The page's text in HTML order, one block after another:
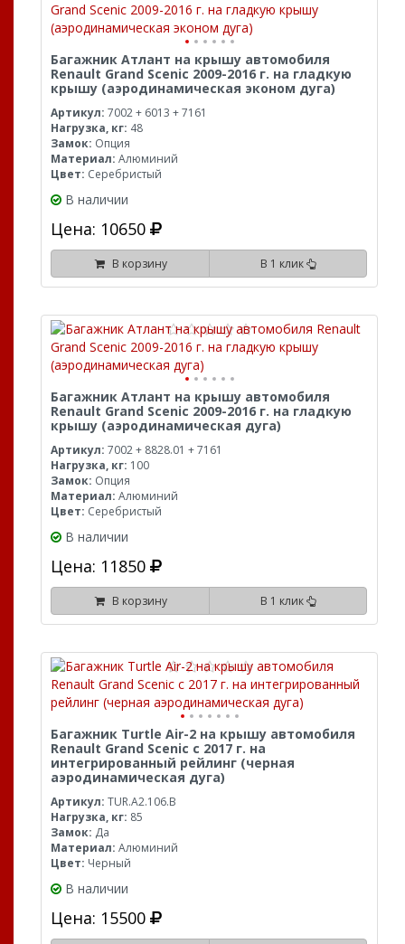
Багажник Атлант на крышу автомобиля
Renault Grand Scenic 2009-2016 г. на гладкую
крышу (аэродинамическая эконом дуга)
Артикул: 7002 + 6013 + 7161
Нагрузка, кг: 48
Замок: Опция
Материал: Алюминий
Цвет: Серебристый
В наличии
Цена: 10650
В корзину В 1 клик
Багажник Атлант на крышу автомобиля
Renault Grand Scenic 2009-2016 г. на гладкую
крышу (аэродинамическая дуга)
Артикул: 7002 + 8828.01 + 7161
Нагрузка, кг: 100
Замок: Опция
Материал: Алюминий
Цвет: Серебристый
В наличии
Цена: 11850
В корзину В 1 клик
Багажник Turtle Air-2 на крышу автомобиля
Renault Grand Scenic с 2017 г. на
интегрированный рейлинг (черная
аэродинамическая дуга)
Артикул: TUR.A2.106.B
Нагрузка, кг: 85
Замок: Да
Материал: Алюминий
Цвет: Черный
В наличии
Цена: 15500